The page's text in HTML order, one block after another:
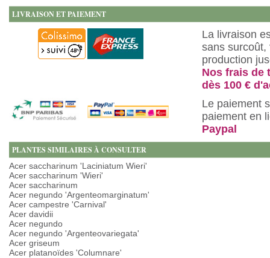
LIVRAISON ET PAIEMENT
La livraison
sans surcoût,
production
Nos frais de
dès 100 €
Le paiement
paiement en
Paypal
PLANTES SIMILAIRES À CONSULTER
Acer saccharinum 'Laciniatum Wieri'
Acer saccharinum 'Wieri'
Acer saccharinum
Acer negundo 'Argenteomarginatum'
Acer campestre 'Carnival'
Acer davidii
Acer negundo
Acer negundo 'Argenteovariegata'
Acer griseum
Acer platanoïdes 'Columnare'